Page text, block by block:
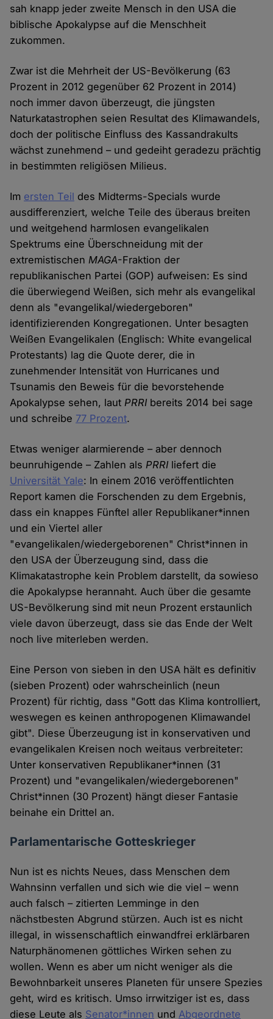
sah knapp jeder zweite Mensch in den USA die
biblische Apokalypse auf die Menschheit
zukommen.
Zwar ist die Mehrheit der US-Bevölkerung (63
Prozent in 2012 gegenüber 62 Prozent in 2014)
noch immer davon überzeugt, die jüngsten
Naturkatastrophen seien Resultat des Klimawandels,
doch der politische Einfluss des Kassandrakults
wächst zunehmend – und gedeiht geradezu prächtig
in bestimmten religiösen Milieus.
Im ersten Teil des Midterms-Specials wurde
ausdifferenziert, welche Teile des überaus breiten
und weitgehend harmlosen evangelikalen
Spektrums eine Überschneidung mit der
extremistischenMAGA-Fraktion der
republikanischen Partei (GOP) aufweisen: Es sind
die überwiegend Weißen, sich mehr als evangelikal
denn als "evangelikal/wiedergeboren"
identifizierenden Kongregationen. Unter besagten
Weißen Evangelikalen (Englisch: White evangelical
Protestants) lag die Quote derer, die in
zunehmender Intensität von Hurricanes und
Tsunamis den Beweis für die bevorstehende
Apokalypse sehen, lautPRRI bereits 2014 bei sage
und schreibe 77 Prozent.
Etwas weniger alarmierende – aber dennoch
beunruhigende – Zahlen alsPRRI liefert die
Universität Yale: In einem 2016 veröffentlichten
Report kamen die Forschenden zu dem Ergebnis,
dass ein knappes Fünftel aller Republikaner*innen
und ein Viertel aller
"evangelikalen/wiedergeborenen" Christ*innen in
den USA der Überzeugung sind, dass die
Klimakatastrophe kein Problem darstellt, da sowieso
die Apokalypse herannaht. Auch über die gesamte
US-Bevölkerung sind mit neun Prozent erstaunlich
viele davon überzeugt, dass sie das Ende der Welt
noch live miterleben werden.
Eine Person von sieben in den USA hält es definitiv
(sieben Prozent) oder wahrscheinlich (neun
Prozent) für richtig, dass "Gott das Klima kontrolliert,
weswegen es keinen anthropogenen Klimawandel
gibt". Diese Überzeugung ist in konservativen und
evangelikalen Kreisen noch weitaus verbreiteter:
Unter konservativen Republikaner*innen (31
Prozent) und "evangelikalen/wiedergeborenen"
Christ*innen (30 Prozent) hängt dieser Fantasie
beinahe ein Drittel an.
Parlamentarische Gotteskrieger
Nun ist es nichts Neues, dass Menschen dem
Wahnsinn verfallen und sich wie die viel – wenn
auch falsch – zitierten Lemminge in den
nächstbesten Abgrund stürzen. Auch ist es nicht
illegal, in wissenschaftlich einwandfrei erklärbaren
Naturphänomenen göttliches Wirken sehen zu
wollen. Wenn es aber um nicht weniger als die
Bewohnbarkeit unseres Planeten für unsere Spezies
geht, wird es kritisch. Umso irrwitziger ist es, dass
diese Leute als Senator*innen undAbgeordnete